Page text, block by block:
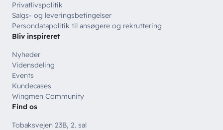
Privatlivspolitik
Salgs- og leveringsbetingelser
Persondatapolitik til ansøgere og rekruttering
Bliv inspireret
Nyheder
Vidensdeling
Events
Kundecases
Wingmen Community
Find os
Tobaksvejen 23B, 2. sal